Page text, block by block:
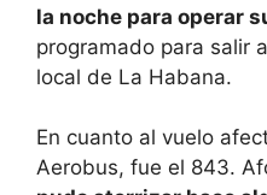
la noche para operar
programado para salir
local de La Habana.
En cuanto al vuelo
Aerobus, fue el 843.